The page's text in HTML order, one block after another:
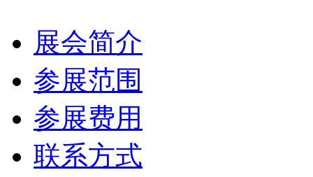
展会简介
参展范围
参展费用
联系方式